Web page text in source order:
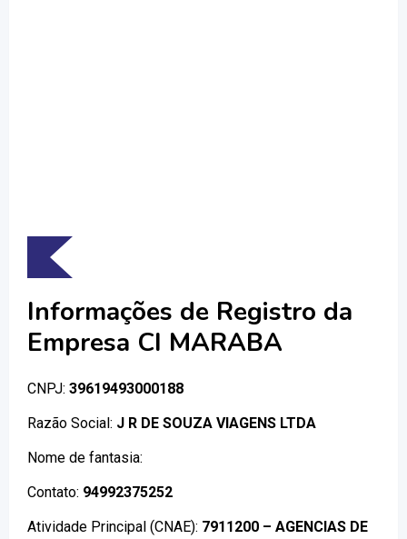
Informações de Registro da
Empresa CI MARABA
CNPJ: 39619493000188
Razão Social: J R DE SOUZA VIAGENS LTDA
Nome de fantasia:
Contato: 94992375252
Atividade Principal (CNAE): 7911200 – AGENCIAS DE